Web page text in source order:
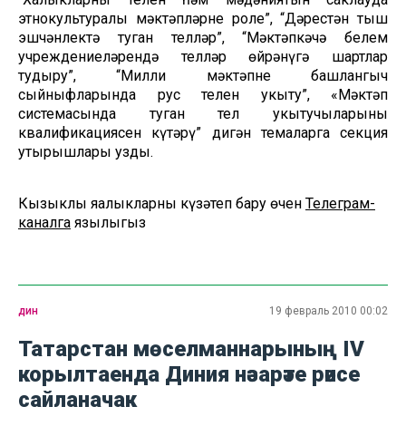
этнокультуралы мәктәпләрнең роле”, “Дәрестән тыш
эшчәнлектә туган телләр”, “Мәктәпкәчә белем
учреждениеләрендә телләр өйрәнүгә шартлар
тудыру”, “Милли мәктәпнең башлангыч
сыйныфларында рус телен укыту”, «Мәктәп
системасында туган тел укытучыларының
квалификациясен күтәрү” дигән темаларга секция
утырышлары узды.
Кызыклы яңалыкларны күзәтеп бару өчен Телеграм-
каналга язылыгыз
дин 19 февраль 2010 00:02
Татарстан мөселманнарының IV
корылтаенда Диния нәзарәте рәисе
сайланачак